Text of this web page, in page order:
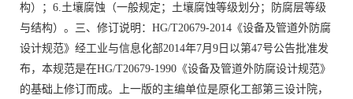
构）；6.土壤腐蚀（一般规定；土壤腐蚀等级划分；防腐层等级
与结构）。三、修订说明：HG/T20679-2014《设备及管道外防腐
设计规范》经工业与信息化部2014年7月9日以第47号公告批准发
布，本规范是在HG/T20679-1990《设备及管道外防腐设计规范》
的基础上修订而成。上一版的主编单位是原化工部第三设计院，